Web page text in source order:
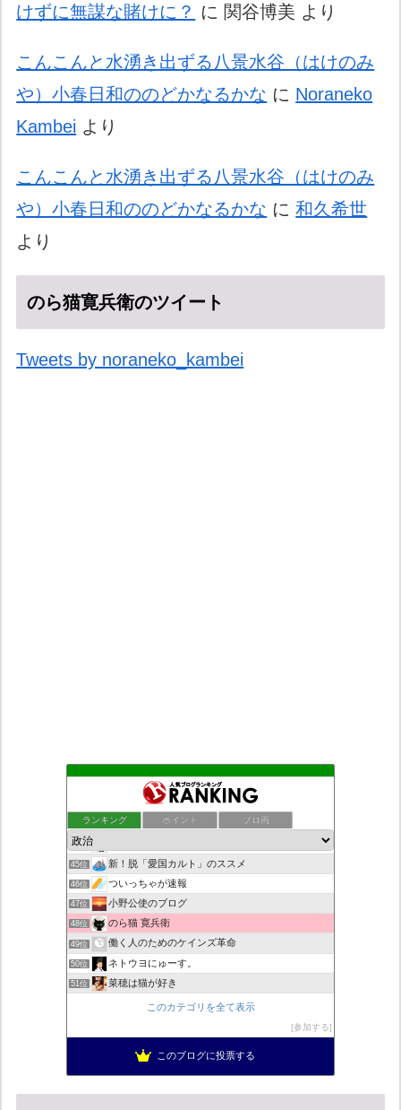
けずに無謀な賭けに？ に 関谷博美 より
こんこんと水湧き出ずる八景水谷（はけのみ
や）小春日和ののどかなるかな に Noraneko
Kambei より
こんこんと水湧き出ずる八景水谷（はけのみ
や）小春日和ののどかなるかな に和久希世
より
のら猫寛兵衛のツイート
Tweets by noraneko_kambei
ランキング ポイント ブロ画
こんなニュースにでくわした
老子の道（万物の源）と徳 ＝大本神諭の一輪＋日月神示の神一厘
43位 日本第一！ニュース録
44位
45位 新！脱「愛国カルト」のススメ
46位 ついっちゃが速報
47位 小野公使のブログ
48位 のら猫 寛兵衛
49位 働く人のためのケインズ革命
50位 ネトウヨにゅーす。
51位 菜穂は猫が好き
自民党工作員の異常なネット活動
営業せきやんの憂鬱
このカテゴリを全て表示
参加する
このブログに投票する